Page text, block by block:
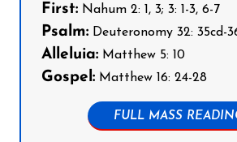
First: Nahum 2: 1, 3; 3: 1-3, 6-7
Psalm: Deuteronomy 32: 35cd-
Alleluia: Matthew 5: 10
Gospel: Matthew 16: 24-28
FULL MASS